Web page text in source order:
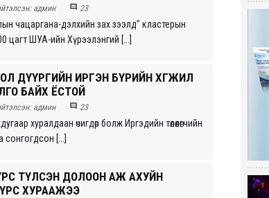
админ  23
чацаргана-дэлхийн зах зээлд" кластерын
цагт ШУА-ийн Хүрээлэнгий [...]
ДҮҮРГИЙН ИРГЭН БҮРИЙН ХӨГЖИЛ
БАЙХ ЁСТОЙ
админ  23
хуралдаан өчигдөр болж Иргэдийн төлөөлөгчийн
[...]
ТҮЛСЭН ДОЛООН АЖ АХУЙН
ХУРААЖЭЭ